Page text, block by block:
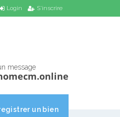
Login S'inscrire
message
un bien